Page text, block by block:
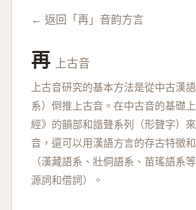
← 返回「再」音韵方言
再 上古音
上古音研究的基本方法是從中古漢
系）倒推上古音。在中古音的基礎
經》的韻部和諧聲系列（形聲字）
音，還可以用漢語方言的存古特徵
（漢藏語系、壯侗語系、苗瑤語系
源詞和借詞）。